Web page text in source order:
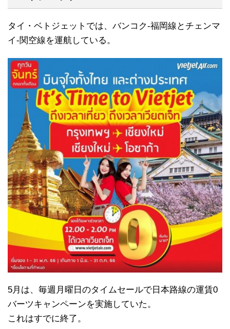
タイ・ベトジェットでは、バンコク-福岡線とチェンマ
イ-関空線を運航している。
5月は、毎週月曜日のタイムセールで日本路線の運賃0
バーツキャンペーンを実施していた。
これはすでに終了。